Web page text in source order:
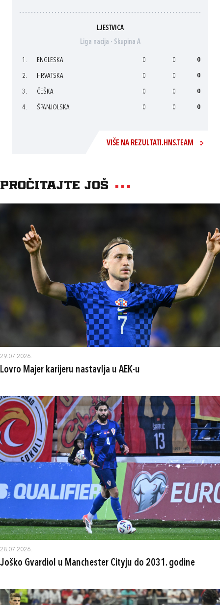
LJESTVICA
Liga nacija - Skupina A
1. ENGLESKA 0 0 0
2. HRVATSKA 0 0 0
3. ČEŠKA 0 0 0
4. ŠPANJOLSKA 0 0 0
VIŠE NA REZULTATI.HNS.TEAM
Pročitajte još
29.07.2026.
Lovro Majer karijeru nastavlja u AEK-u
28.07.2026.
Joško Gvardiol u Manchester Cityju do 2031. godine